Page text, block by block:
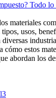
Todo lo
materiales
usos,
cómo estos
abordan los